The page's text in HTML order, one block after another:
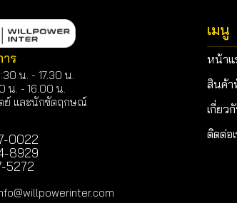
าร
น. - 17.30 น.
น. - 16.00 น.
ย์ และนักขัตฤกษณ์
0022
8929
5272
เมนู
หน้าแ
สินค้า
เกี่ยวกั
ติดต่อเ